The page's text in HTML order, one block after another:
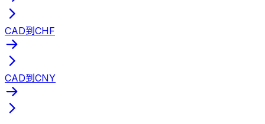
CAD到CHF
CAD到CNY